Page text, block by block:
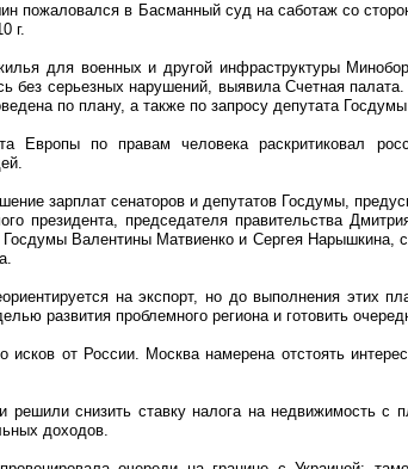
пожаловался в Басманный суд на саботаж со
г.
для военных и другой инфраструктуры
серьезных нарушений, выявила Счетная палата.
по плану, а также по запросу депутата
Европы по правам человека раскритиковал
зарплат сенаторов и депутатов Госдумы,
президента, председателя правительства
Валентины Матвиенко и Сергея Нарышкина,
на экспорт, но до выполнения этих
развития проблемного региона и готовить
исков от России. Москва намерена отстоять
решили снизить ставку налога на недвижимость с
доходов.